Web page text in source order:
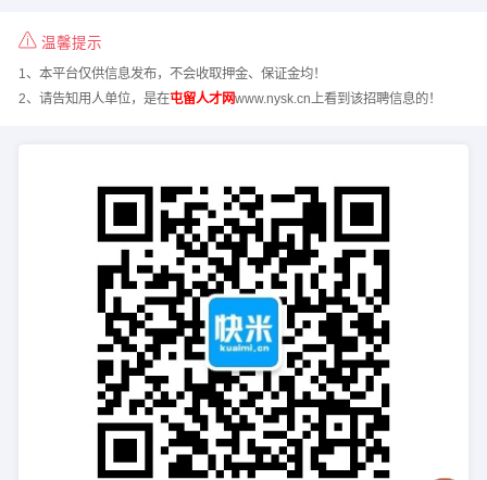
温馨提示
1、本平台仅供信息发布，不会收取押金、保证金均！
2、请告知用人单位，是在屯留人才网www.nysk.cn上看到该招聘信息的！